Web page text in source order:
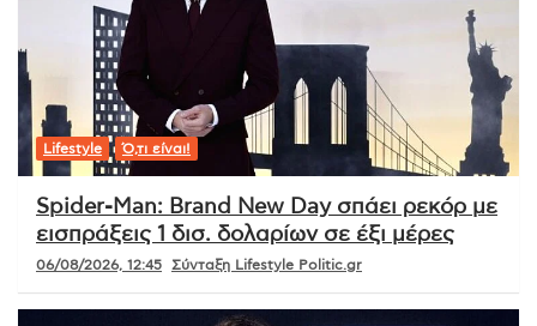
Lifestyle Ό,τι είναι!
Spider-Man: Brand New Day σπάει ρεκόρ με
εισπράξεις 1 δισ. δολαρίων σε έξι μέρες
06/08/2026, 12:45 Σύνταξη Lifestyle Politic.gr